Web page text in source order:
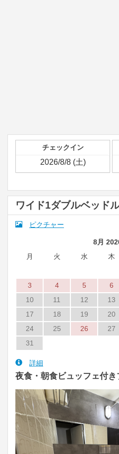
チェックイン
ワイド1ダブルベッド
ピクチャー
8月
月
火 水 木
3
4 5 6
10
11 12 13
17
18 19 20
24
25 26 27
31
詳細
夜食・朝食ビュッフェ付き
Previous